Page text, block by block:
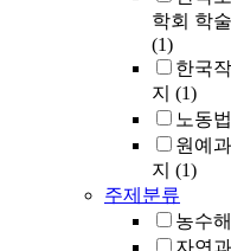
학회 학
(1)
한국
지 (1)
노동
원예
지 (1)
주제분류
농수